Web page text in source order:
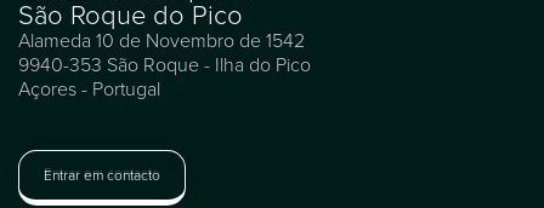
São Roque do Pico
Alameda 10 de Novembro de 1542
9940-353 São Roque - Ilha do Pico
Açores - Portugal
Entrar em contacto